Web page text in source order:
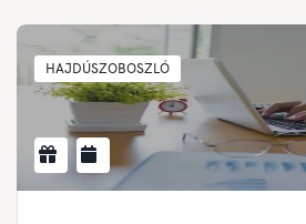
HAJDÚSZOBOSZLÓ